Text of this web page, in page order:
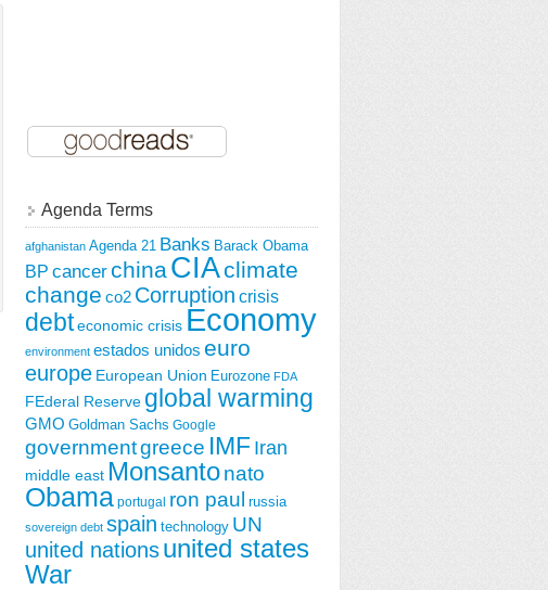
Agenda Terms
afghanistan Agenda 21 Banks Barack Obama
BP cancerchinaCIAclimate
change co2 Corruption crisis
debteconomic crisis Economy
environment estados unidos euro
europe European Union Eurozone FDA
FEderal Reserve global warming
GMO Goldman Sachs Google
governmentgreece IMF Iran
middle east Monsantonato
Obama portugal ron paul russia
sovereign debt spain technology UN
united nationsunited states
War